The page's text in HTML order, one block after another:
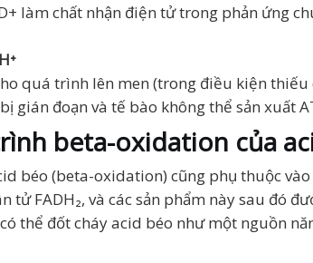
làm chất nhận điện tử trong phản ứng
quá trình lên men (trong điều kiện
gián đoạn và tế bào không thể sản xuất
beta-oxidation của
béo (beta-oxidation) cũng phụ thuộc
FADH₂, và các sản phẩm này sau đó
thể đốt cháy acid béo như một nguồn